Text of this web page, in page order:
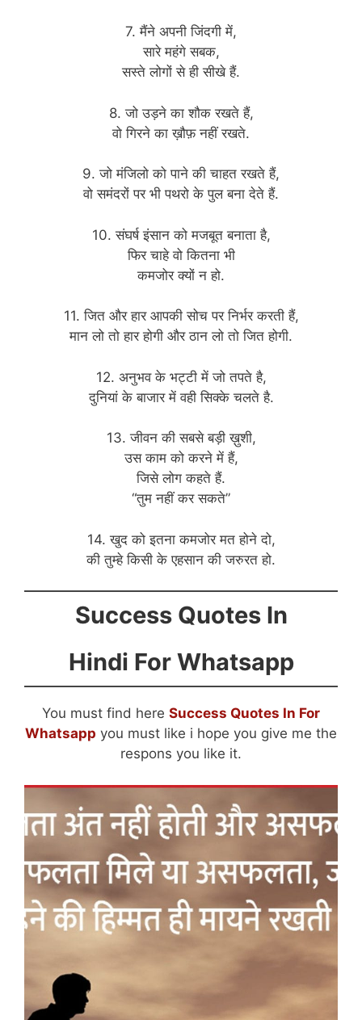
7. मैंने अपनी जिंदगी में,
सारे महंगे सबक,
सस्ते लोगों से ही सीखे हैं.
8. जो उड़ने का शौक रखते हैं,
वो गिरने का ख़ौफ़ नहीं रखते.
9. जो मंजिलो को पाने की चाहत रखते हैं,
वो समंदरों पर भी पथरो के पुल बना देते हैं.
10. संघर्ष इंसान को मजबूत बनाता है,
फिर चाहे वो कितना भी
कमजोर क्यों न हो.
11. जित और हार आपकी सोच पर निर्भर करती हैं,
मान लो तो हार होगी और ठान लो तो जित होगी.
12. अनुभव के भट्टी में जो तपते है,
दुनियां के बाजार में वही सिक्के चलते है.
13. जीवन की सबसे बड़ी ख़ुशी,
उस काम को करने में हैं,
जिसे लोग कहते हैं.
“तुम नहीं कर सकते”
14. खुद को इतना कमजोर मत होने दो,
की तुम्हे किसी के एहसान की जरुरत हो.
Success Quotes In
Hindi For Whatsapp
You must find here Success Quotes In For
Whatsapp you must like i hope you give me the
respons you like it.